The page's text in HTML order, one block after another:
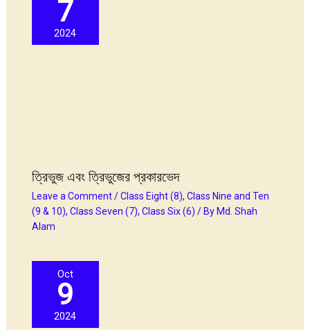
7
2024
ত্রিভুজ এবং ত্রিভুজের প্রকারভেদ
Leave a Comment /Class Eight (8), Class Nine and Ten
(9 & 10), Class Seven (7), Class Six (6) / By Md. Shah
Alam
Oct
9
2024